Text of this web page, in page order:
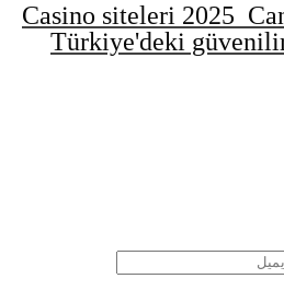
Сasino siteleri 2025
Türkiye'deki